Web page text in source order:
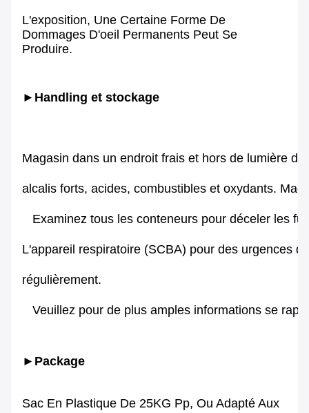
L'exposition, Une Certaine Forme De
Dommages D'oeil Permanents Peut Se
Produire.
►Handling et stockage
Magasin dans un endroit frais et hors de lumière
alcalis forts, acides, combustibles et oxydants.
Examinez tous les conteneurs pour déceler les
L'appareil respiratoire (SCBA) pour des urgences
régulièrement.
Veuillez pour de plus amples informations se
►Package
Sac En Plastique De 25KG Pp, Ou Adapté Aux